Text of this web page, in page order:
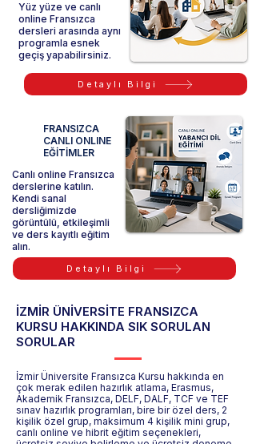
Yüz yüze ve canlı
online Fransızca
dersleri arasında aynı
programla esnek
geçiş yapabilirsiniz.
Detaylı Bilgi
FRANSIZCA
CANLI ONLINE
EĞİTİMLER
Canlı online Fransızca
derslerine katılın.
Kendi sanal
dersliğimizde
görüntülü, etkileşimli
ve ders kayıtlı eğitim
alın.
Detaylı Bilgi
İZMİR ÜNİVERSİTE FRANSIZCA
KURSU HAKKINDA SIK SORULAN
SORULAR
İzmir Üniversite Fransızca Kursu hakkında en
çok merak edilen hazırlık atlama, Erasmus,
Akademik Fransızca, DELF, DALF, TCF ve TEF
sınav hazırlık programları, bire bir özel ders, 2
kişilik özel grup, maksimum 4 kişilik mini grup,
canlı online ve hibrit eğitim seçenekleri,